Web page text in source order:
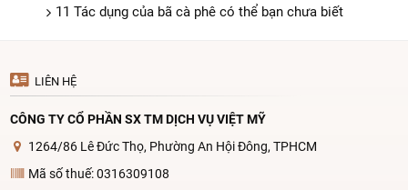
11 Tác dụng của bã cà phê có thể bạn chưa biết
LIÊN HỆ
CÔNG TY CỔ PHẦN SX TM DỊCH VỤ VIỆT MỸ
1264/86 Lê Đức Thọ, Phường An Hội Đông, TPHCM
Mã số thuế: 0316309108